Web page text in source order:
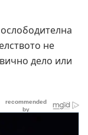
не
дело или